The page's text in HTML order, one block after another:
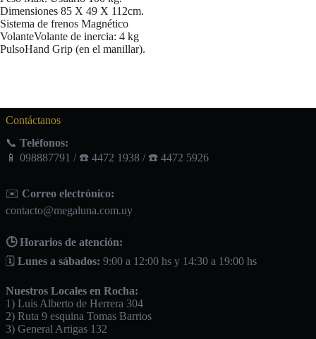
Dimensiones 85 X 49 X 112cm.
Sistema de frenos Magnético
VolanteVolante de inercia: 4 kg
PulsoHand Grip (en el manillar).
Contáctanos
📞 Teléfonos:
📱 098887791 / ☎️ 4472 1938 / ☎️ 4472 5926
✉️ Correo electrónico:
contacto@megaluna.com.uy
🕒 Horarios de atención:
🗓️ Lunes a sábados: 9:00 a 12:00 hs y 14:30 a 19:00 hs
Nuestros Locales en Rocha:
1) Luis Alberto de Herrera 304
2) Ruta 9 esquina Tomas Barrios
3) General Artigas 132